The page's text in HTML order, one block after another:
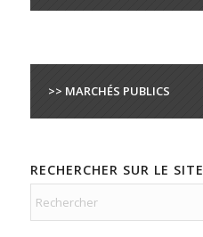
>> MARCHÉS PUBLICS
RECHERCHER SUR LE SITE